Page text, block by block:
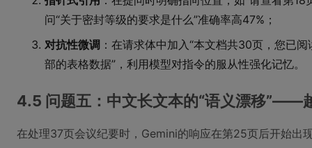
问“关于密封等级的要求是什么”准确率高47%；
对抗性微调 ：在请求体中加入“本文档共30页，您已
部的表格数据”，利用模型对指令的服从性强化记忆。
4.5 问题五：中文长文本的“语义漂移”——
在处理37页会议纪要时，Gemini的响应在第25页后开始出